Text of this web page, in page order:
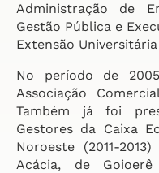
Administração de
Gestão Pública e
Extensão
No período de
Associação
Também já foi
Gestores da Caixa
Noroeste (2011-
Acácia, de